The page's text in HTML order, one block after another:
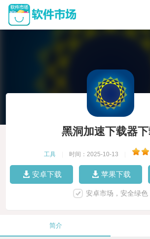
黑洞加速下载器
工具 时间：2025-10-13
安卓下载 苹果下载
安卓市场，安全绿色
简介